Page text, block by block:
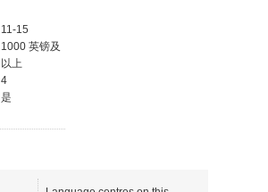
11-15
1000 英镑及
以上
4
是